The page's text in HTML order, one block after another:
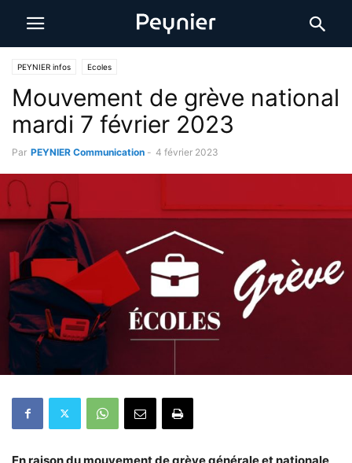
PEYNIER infos Ecoles
Mouvement de grève national
mardi 7 février 2023
Par PEYNIER Communication - 4 février 2023